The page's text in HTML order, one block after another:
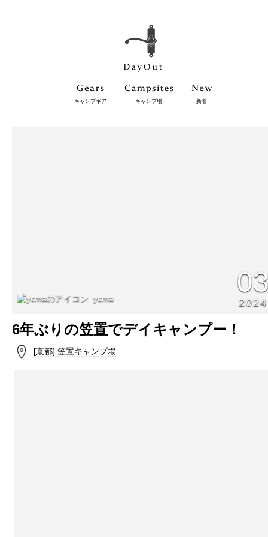
キャンプギア キャンプ場 新着
ycma 2024
6年ぶりの笠置でデイキャンプー！
[京都] 笠置キャンプ場